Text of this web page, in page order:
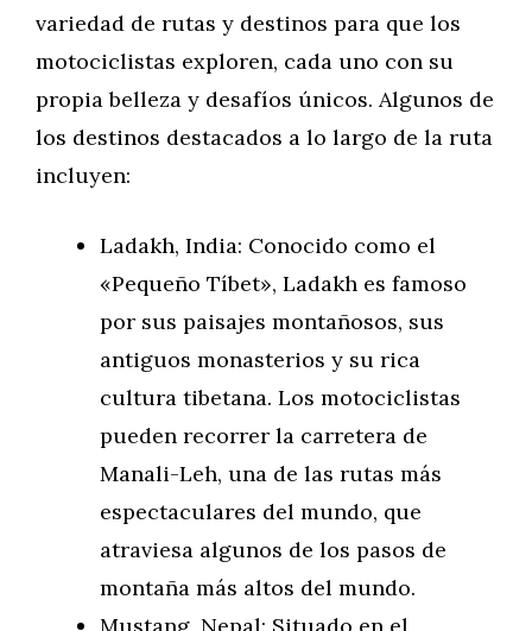
variedad de rutas y destinos para que los
motociclistas exploren, cada uno con su
propia belleza y desafíos únicos. Algunos de
los destinos destacados a lo largo de la ruta
incluyen:
Ladakh, India: Conocido como el
«Pequeño Tíbet», Ladakh es famoso
por sus paisajes montañosos, sus
antiguos monasterios y su rica
cultura tibetana. Los motociclistas
pueden recorrer la carretera de
Manali-Leh, una de las rutas más
espectaculares del mundo, que
atraviesa algunos de los pasos de
montaña más altos del mundo.